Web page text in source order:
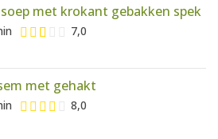
met krokant gebakken spek
7,0
met gehakt
8,0